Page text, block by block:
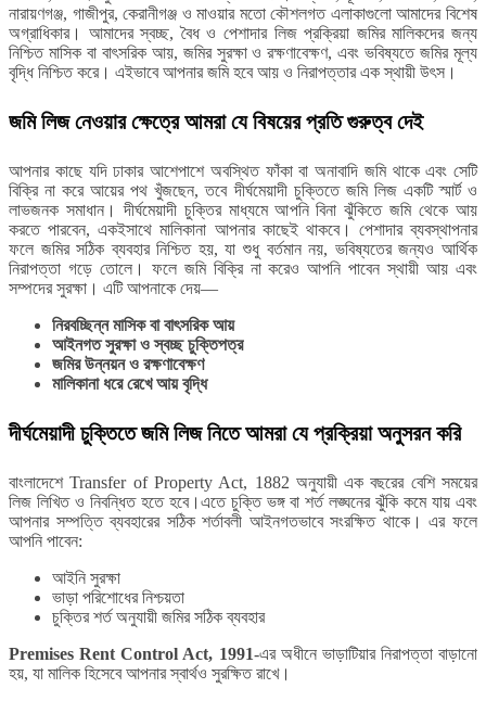
নারায়ণগঞ্জ, গাজীপুর, কেরানীগঞ্জ ও মাওয়ার মতো কৌশলগত এলাকাগুলো আমাদের বিশেষ
অগ্রাধিকার। আমাদের স্বচ্ছ, বৈধ ও পেশাদার লিজ প্রক্রিয়া জমির মালিকদের জন্য
নিশ্চিত মাসিক বা বাৎসরিক আয়, জমির সুরক্ষা ও রক্ষণাবেক্ষণ, এবং ভবিষ্যতে জমির মূল্য
বৃদ্ধি নিশ্চিত করে। এইভাবে আপনার জমি হবে আয় ও নিরাপত্তার এক স্থায়ী উৎস।
জমি লিজ নেওয়ার ক্ষেত্রে আমরা যে বিষয়ের প্রতি গুরুত্ব দেই
আপনার কাছে যদি ঢাকার আশেপাশে অবস্থিত ফাঁকা বা অনাবাদি জমি থাকে এবং সেটি
বিক্রি না করে আয়ের পথ খুঁজছেন, তবে দীর্ঘমেয়াদী চুক্তিতে জমি লিজ একটি স্মার্ট ও
লাভজনক সমাধান। দীর্ঘমেয়াদী চুক্তির মাধ্যমে আপনি বিনা ঝুঁকিতে জমি থেকে আয়
করতে পারবেন, একইসাথে মালিকানা আপনার কাছেই থাকবে। পেশাদার ব্যবস্থাপনার
ফলে জমির সঠিক ব্যবহার নিশ্চিত হয়, যা শুধু বর্তমান নয়, ভবিষ্যতের জন্যও আর্থিক
নিরাপত্তা গড়ে তোলে। ফলে জমি বিক্রি না করেও আপনি পাবেন স্থায়ী আয় এবং
সম্পদের সুরক্ষা। এটি আপনাকে দেয়—
নিরবচ্ছিন্ন মাসিক বা বাৎসরিক আয়
আইনগত সুরক্ষা ও স্বচ্ছ চুক্তিপত্র
জমির উন্নয়ন ও রক্ষণাবেক্ষণ
মালিকানা ধরে রেখে আয় বৃদ্ধি
দীর্ঘমেয়াদী চুক্তিতে জমি লিজ নিতে আমরা যে প্রক্রিয়া অনুসরন করি
বাংলাদেশে Transfer of Property Act, 1882 অনুযায়ী এক বছরের বেশি সময়ের
লিজ লিখিত ও নিবন্ধিত হতে হবে।এতে চুক্তি ভঙ্গ বা শর্ত লঙ্ঘনের ঝুঁকি কমে যায় এবং
আপনার সম্পত্তি ব্যবহারের সঠিক শর্তাবলী আইনগতভাবে সংরক্ষিত থাকে। এর ফলে
আপনি পাবেন:
আইনি সুরক্ষা
ভাড়া পরিশোধের নিশ্চয়তা
চুক্তির শর্ত অনুযায়ী জমির সঠিক ব্যবহার
Premises Rent Control Act, 1991-এর অধীনে ভাড়াটিয়ার নিরাপত্তা বাড়ানো
হয়, যা মালিক হিসেবে আপনার স্বার্থও সুরক্ষিত রাখে।